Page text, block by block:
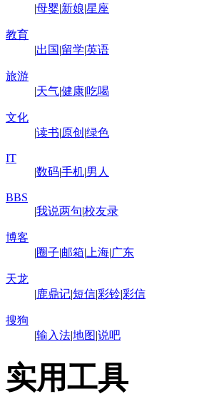
|母婴|新娘|星座
教育
|出国|留学|英语
旅游
|天气|健康|吃喝
文化
|读书|原创 |绿色
IT
|数码|手机|男人
BBS
|我说两句|校友录
博客
|圈子|邮箱| 上海|广东
天龙
|鹿鼎记|短信|彩铃|彩信
搜狗
|输入法|地图|说吧
实用工具